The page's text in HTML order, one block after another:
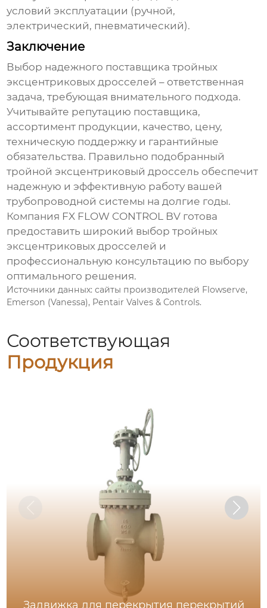
условий эксплуатации (ручной,
электрический, пневматический).
Заключение
Выбор надежного поставщика тройных
эксцентриковых дросселей – ответственная
задача, требующая внимательного подхода.
Учитывайте репутацию поставщика,
ассортимент продукции, качество, цену,
техническую поддержку и гарантийные
обязательства. Правильно подобранный
тройной эксцентриковый дроссель обеспечит
надежную и эффективную работу вашей
трубопроводной системы на долгие годы.
Компания FX FLOW CONTROL BV готова
предоставить широкий выбортройных
эксцентриковых дросселей и
профессиональную консультацию по выбору
оптимального решения.
Источники данных: сайты производителей Flowserve,
Emerson (Vanessa), Pentair Valves & Controls.
Соответствующая
Продукция
Задвижка для перекрытия перекрытий